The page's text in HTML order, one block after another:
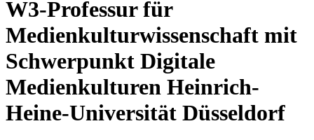
W3-Professur für
Medienkulturwissenschaft mit
Schwerpunkt Digitale
Medienkulturen Heinrich-
Heine-Universität Düsseldorf